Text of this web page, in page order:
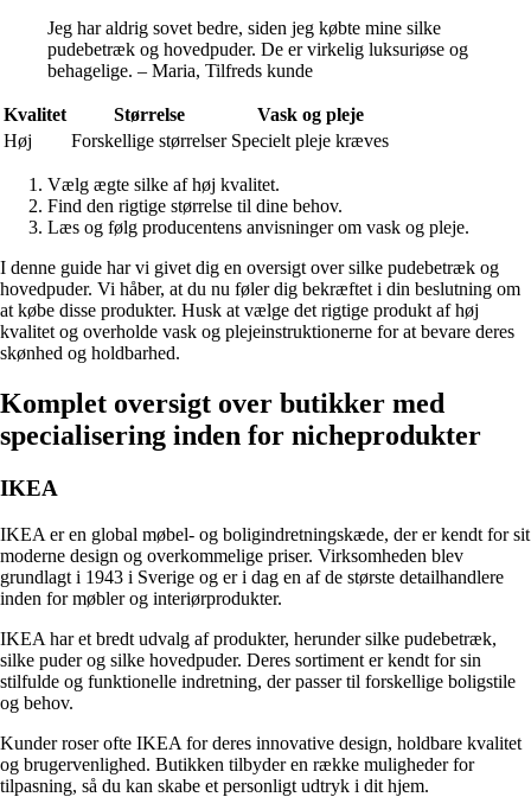
Jeg har aldrig sovet bedre, siden jeg købte mine silke
pudebetræk og hovedpuder. De er virkelig luksuriøse og
behagelige. – Maria, Tilfreds kunde
Kvalitet Størrelse
Vask og pleje
Høj
Forskellige størrelser Specielt pleje kræves
Vælg ægte silke af høj kvalitet.
Find den rigtige størrelse til dine behov.
Læs og følg producentens anvisninger om vask og pleje.
I denne guide har vi givet dig en oversigt over silke pudebetræk og
hovedpuder. Vi håber, at du nu føler dig bekræftet i din beslutning om
at købe disse produkter. Husk at vælge det rigtige produkt af høj
kvalitet og overholde vask og plejeinstruktionerne for at bevare deres
skønhed og holdbarhed.
Komplet oversigt over butikker med
specialisering inden for nicheprodukter
IKEA
IKEA er en global møbel- og boligindretningskæde, der er kendt for sit
moderne design og overkommelige priser. Virksomheden blev
grundlagt i 1943 i Sverige og er i dag en af de største detailhandlere
inden for møbler og interiørprodukter.
IKEA har et bredt udvalg af produkter, herunder silke pudebetræk,
silke puder og silke hovedpuder. Deres sortiment er kendt for sin
stilfulde og funktionelle indretning, der passer til forskellige boligstile
og behov.
Kunder roser ofte IKEA for deres innovative design, holdbare kvalitet
og brugervenlighed. Butikken tilbyder en række muligheder for
tilpasning, så du kan skabe et personligt udtryk i dit hjem.